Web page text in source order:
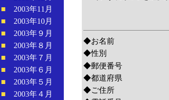
■ 2003年11月
■ 2003年10月
■ 2003年９月
■ 2003年８月
■ 2003年７月
■ 2003年６月
■ 2003年５月
■ 2003年４月
◆お名前
◆性別
◆郵便番号
◆都道府県
◆ご住所